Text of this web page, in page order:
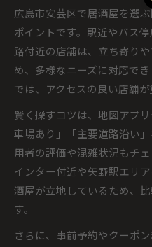
広島市安芸区で居酒屋を選
ポイントです。駅近やバス
路付近の店舗は、立ち寄り
め、多様なニーズに対応で
では、アクセスの良い店舗が
賢く探すコツは、地図アプ
車場あり」「主要道路沿い
用者の評価や混雑状況もチ
インター付近や矢野駅エリ
酒屋が立地しているため、
す。
さらに、事前予約やクーポ